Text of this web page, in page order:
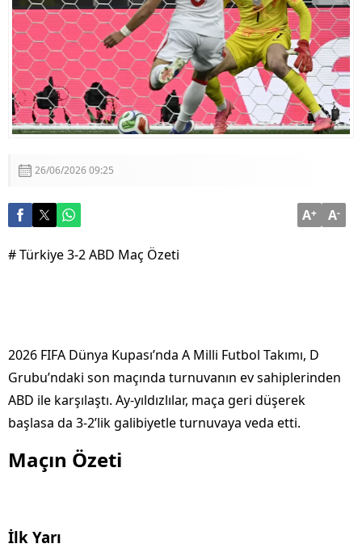
Aklı ile Millet İrfanı Buluştu
Ömer Çelik’ten Kritik Açıklamalar: “Sürecin En Önemli
Aşamasındayız”
26/06/2026 09:25
A+ A-
# Türkiye 3-2 ABD Maç Özeti
2026 FIFA Dünya Kupası’nda A Milli Futbol Takımı, D
Grubu’ndaki son maçında turnuvanın ev sahiplerinden
ABD ile karşılaştı. Ay-yıldızlılar, maça geri düşerek
başlasa da 3-2’lik galibiyetle turnuvaya veda etti.
Maçın Özeti
İlk Yarı